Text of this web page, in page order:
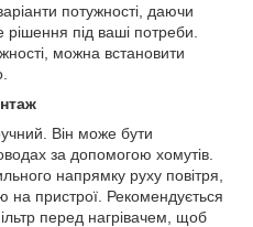
потужності, даючи
під ваші потреби.
можна встановити
Він може бути
за допомогою хомутів.
напрямку руху повітря,
на пристрої. Рекомендується
перед нагрівачем, щоб